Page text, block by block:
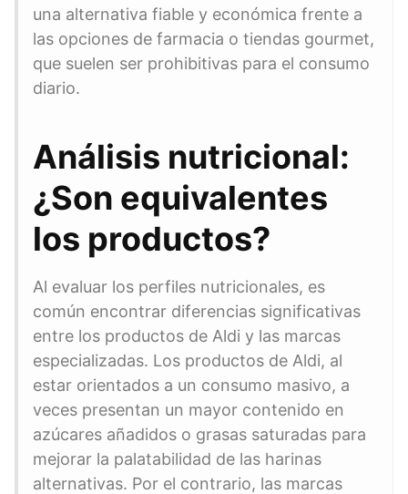
una alternativa fiable y económica frente a
las opciones de farmacia o tiendas gourmet,
que suelen ser prohibitivas para el consumo
diario.
Análisis nutricional:
¿Son equivalentes
los productos?
Al evaluar los perfiles nutricionales, es
común encontrar diferencias significativas
entre los productos de Aldi y las marcas
especializadas. Los productos de Aldi, al
estar orientados a un consumo masivo, a
veces presentan un mayor contenido en
azúcares añadidos o grasas saturadas para
mejorar la palatabilidad de las harinas
alternativas. Por el contrario, las marcas